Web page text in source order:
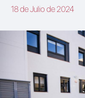
18 de Julio de 2024